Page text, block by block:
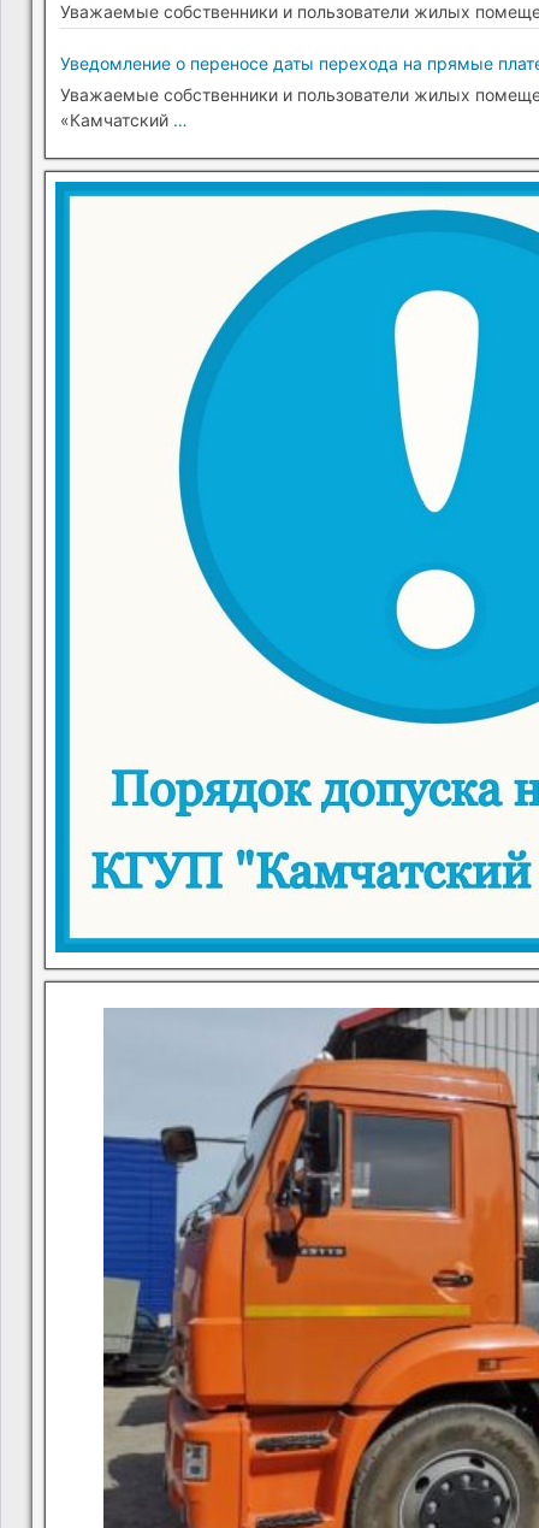
Уважаемые собственники и пользователи жилых
Уведомление о переносе даты перехода на прямые
Уважаемые собственники и пользователи жилых
«Камчатский …